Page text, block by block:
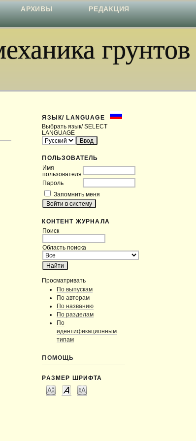
грунтов
ЯЗЫК/ LANGUAGE
Выбрать язык/ SELECT
LANGUAGE
ПОЛЬЗОВАТЕЛЬ
Имя
пользователя
Пароль
Запомнить меня
КОНТЕНТ ЖУРНАЛА
Поиск
Область поиска
Просматривать
По выпускам
По авторам
По названию
По разделам
По
идентификационным
типам
ПОМОЩЬ
РАЗМЕР ШРИФТА
АРХИВЫ
РЕДАКЦИЯ